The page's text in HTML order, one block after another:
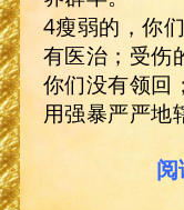
4瘦弱的，你
有医治；受伤
你们没有领回
用强暴严严地